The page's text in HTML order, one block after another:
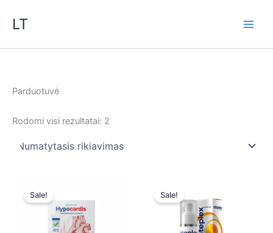
prieLT
Parduotuvė
Rodomi visi rezultatai: 2
Sale! Sale!